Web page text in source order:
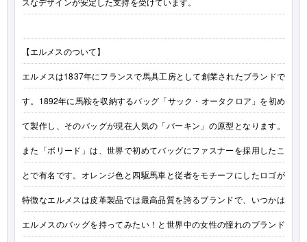
【エルメスのついて】
エルメスは1837年にフランスで馬具工房として創業されたブランドで
す。1892年に馬鞍を収納するバッグ「サック・オータクロア」を初め
て製作し、そのバッグが現在人気の「バーキン」の原型となります。
また「ボリード」は、世界で初めてバッグにファスナーを採用したこ
とで有名です。オレンジ色と四駆馬車と従者をモチーフにしたロゴが
特徴なエルメスは皮革製品では最高品質を誇るブランドで、いつかは
エルメスのバッグを持ってみたい！と世界中の女性の憧れのブランド